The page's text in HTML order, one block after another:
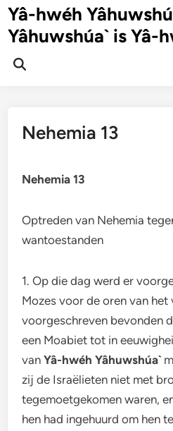
Ga
naar
inhoud
Yâ-hwéh
Yâhuwshúa` is Yâ-
Zoeken
Nehemia 13
Nehemia 13
Optreden van Nehemia
wantoestanden
1. Op die dag werd er
Mozes voor de oren van het
voorgeschreven bevonden
een Moabiet tot in
vanYâ-hwéh Yâhuwshúa`
zij de Israëlieten niet met
tegemoetgekomen waren,
hen had ingehuurd om hen